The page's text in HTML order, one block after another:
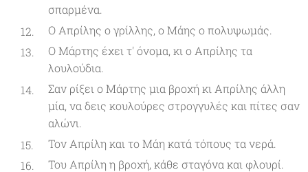
σπαρμένα.
Ο Απρίλης ο γρίλλης, ο Μάης ο πολυψωμάς.
Ο Μάρτης έχει τ' όνομα, κι ο Απρίλης τα
λουλούδια.
Σαν ρίξει ο Μάρτης μια βροχή κι Απρίλης άλλη
μία, να δεις κουλούρες στρογγυλές και πίτες σαν
αλώνι.
Τον Απρίλη και το Μάη κατά τόπους τα νερά.
Του Απρίλη η βροχή, κάθε σταγόνα και φλουρί.